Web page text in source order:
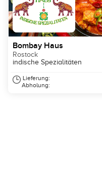
Bombay Haus
Rostock
indische Spezialitäten
Lieferung:
Abholung: